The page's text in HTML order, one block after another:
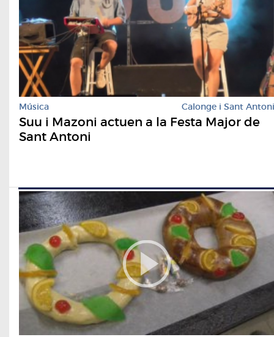
Música Calonge i Sant Antoni
Suu i Mazoni actuen a la Festa Major de
Sant Antoni